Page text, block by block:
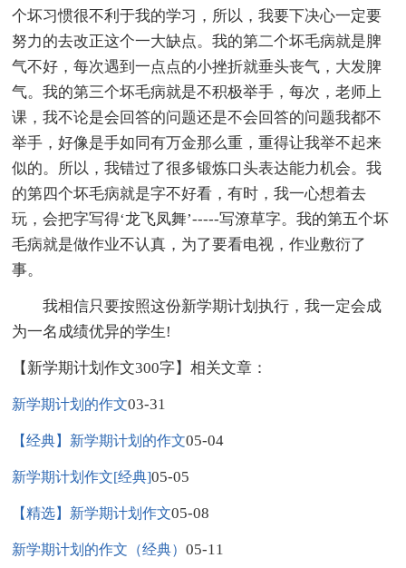
个坏习惯很不利于我的学习，所以，我要下决心一定要
努力的去改正这个一大缺点。我的第二个坏毛病就是脾
气不好，每次遇到一点点的小挫折就垂头丧气，大发脾
气。我的第三个坏毛病就是不积极举手，每次，老师上
课，我不论是会回答的问题还是不会回答的问题我都不
举手，好像是手如同有万金那么重，重得让我举不起来
似的。所以，我错过了很多锻炼口头表达能力机会。我
的第四个坏毛病就是字不好看，有时，我一心想着去
玩，会把字写得‘龙飞凤舞’-----写潦草字。我的第五个坏
毛病就是做作业不认真，为了要看电视，作业敷衍了
事。
我相信只要按照这份新学期计划执行，我一定会成
为一名成绩优异的学生!
【新学期计划作文300字】相关文章：
新学期计划的作文03-31
【经典】新学期计划的作文05-04
新学期计划作文[经典]05-05
【精选】新学期计划作文05-08
新学期计划的作文（经典）05-11